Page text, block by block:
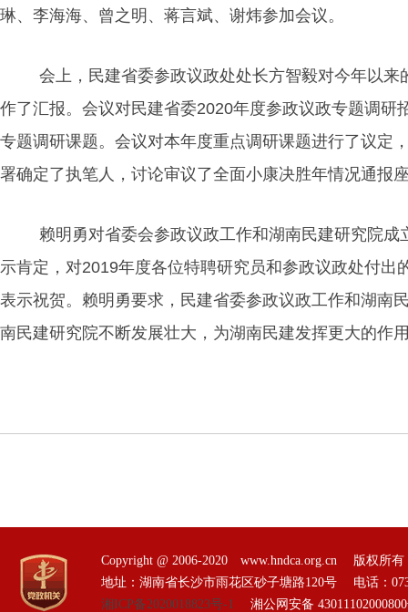
琳、李海海、曾之明、蒋言斌、谢炜参加会议。
会上，民建省委参政议政处处长方智毅对今年以
作了汇报。 会议对民建省委2020年度参政议政专题调研
专题调研课题。会议对本年度重点调研课题进行了议定
署确定了执笔人，讨论审议了全面小康决胜年情况通报
赖明勇对省委会参政议政工作和湖南民建研究院
示肯定，对2019年度各位特聘研究员和参政议政处付
表示祝贺。赖明勇要求，民建省委参政议政工作和湖南
南民建研究院不断发展壮大，为湖南民建发挥更大的作
Copyright @ 2006-2020 www.hndca.org.cn 版权所
地址：湖南省长沙市雨花区砂子塘路120号 电话：
湘ICP备2020018823号-1
湘公网安备